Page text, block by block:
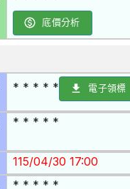
底價分析
* * * * * 電子領標
* * * * *
115/04/30 17:00
* * * * *